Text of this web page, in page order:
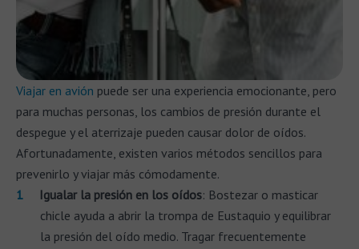
Viajar en avión puede ser una experiencia emocionante, pero
para muchas personas, los cambios de presión durante el
despegue y el aterrizaje pueden causar dolor de oídos.
Afortunadamente, existen varios métodos sencillos para
prevenirlo y viajar más cómodamente.
Igualar la presión en los oídos: Bostezar o masticar
chicle ayuda a abrir la trompa de Eustaquio y equilibrar
la presión del oído medio. Tragar frecuentemente